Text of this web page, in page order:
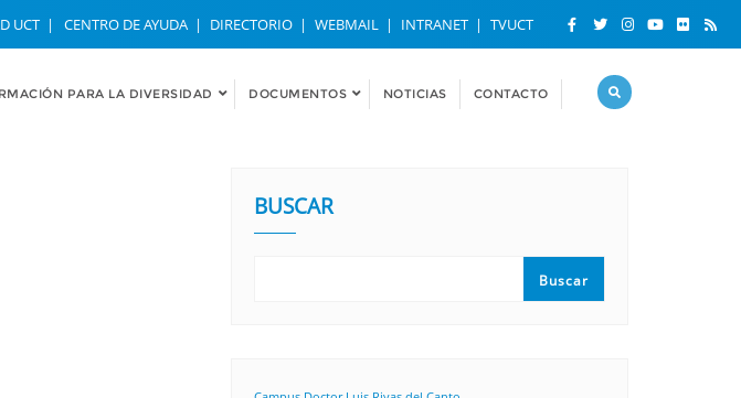
UCT CENTRO DE AYUDA DIRECTORIO WEBMAIL INTRANET TVUCT
PARA LA DIVERSIDAD DOCUMENTOS NOTICIAS CONTACTO
BUSCAR
Buscar